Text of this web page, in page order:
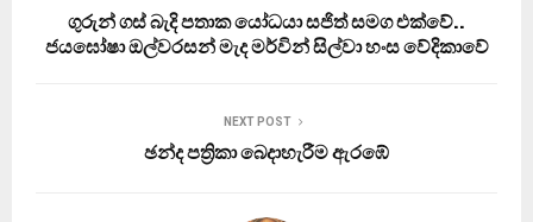
ගුරුන් ගස් බැදි පතාක යෝධයා සජිත් සමග එක්වේ..
ජයඝෝෂා ඔල්වරසන් මැද මර්වින් සිල්වා හංස වේදිකාවේ
NEXT POST
ඡන්ද පත්‍රිකා බෙදාහැරීම ඇරඹේ